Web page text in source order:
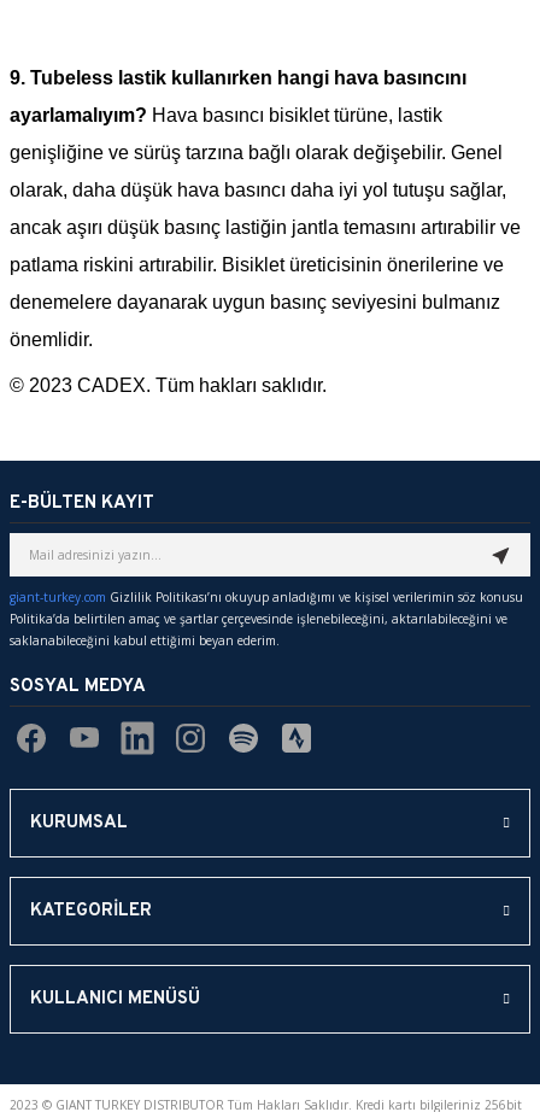
9. Tubeless lastik kullanırken hangi hava basıncını
ayarlamalıyım? Hava basıncı bisiklet türüne, lastik
genişliğine ve sürüş tarzına bağlı olarak değişebilir. Genel
olarak, daha düşük hava basıncı daha iyi yol tutuşu sağlar,
ancak aşırı düşük basınç lastiğin jantla temasını artırabilir ve
patlama riskini artırabilir. Bisiklet üreticisinin önerilerine ve
denemelere dayanarak uygun basınç seviyesini bulmanız
önemlidir.
© 2023 CADEX. Tüm hakları saklıdır.
E-BÜLTEN KAYIT
giant-turkey.com Gizlilik Politikası’nı okuyup anladığımı ve kişisel verilerimin söz konusu
Politika’da belirtilen amaç ve şartlar çerçevesinde işlenebileceğini, aktarılabileceğini ve
saklanabileceğini kabul ettiğimi beyan ederim.
SOSYAL MEDYA
KURUMSAL
KATEGORİLER
KULLANICI MENÜSÜ
2023 © GIANT TURKEY DISTRIBUTOR Tüm Hakları Saklıdır. Kredi kartı bilgileriniz 256bit